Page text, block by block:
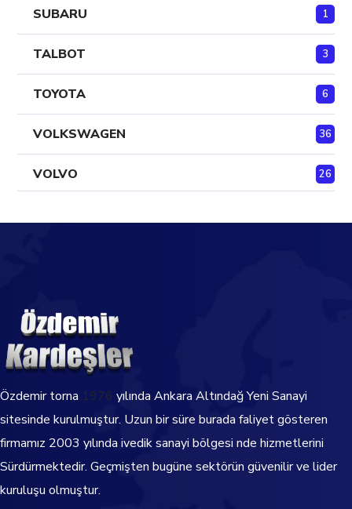
SUBARU 1
TALBOT 3
TOYOTA 6
VOLKSWAGEN 36
VOLVO 26
Özdemir torna 1976 yılında Ankara Altındağ Yeni Sanayi
sitesinde kurulmuştur. Uzun bir süre burada faliyet gösteren
firmamız 2003 yılında ivedik sanayi bölgesi nde hizmetlerini
Sürdürmektedir. Geçmişten bugüne sektörün güvenilir ve lider
kuruluşu olmuştur.